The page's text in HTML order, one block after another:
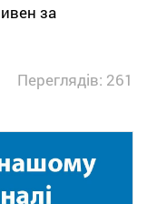
за
Переглядів: 261